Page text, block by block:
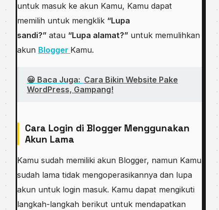
untuk masuk ke akun Kamu, Kamu dapat
memilih untuk mengklik “Lupa
sandi?” atau “Lupa alamat?” untuk memulihkan
akun Blogger Kamu.
😀 Baca Juga: Cara Bikin Website Pake
WordPress, Gampang!
Cara Login di Blogger Menggunakan
Akun Lama
Kamu sudah memiliki akun Blogger, namun Kamu
sudah lama tidak mengoperasikannya dan lupa
akun untuk login masuk. Kamu dapat mengikuti
langkah-langkah berikut untuk mendapatkan